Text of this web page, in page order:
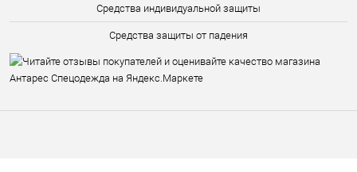
Средства индивидуальной защиты
Средства защиты от падения